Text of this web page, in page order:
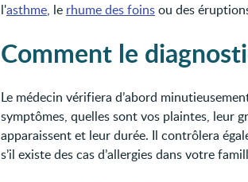
l'asthme, le rhume des foinsou des
Comment le
Le médecin vérifiera d’abord
symptômes, quelles sont vos plaintes, leur
apparaissent et leur durée. Il contrôlera
s’il existe des cas d’allergies dans votre